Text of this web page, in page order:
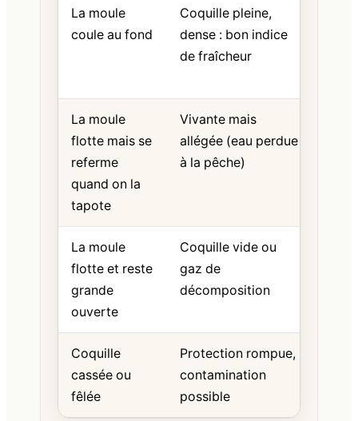
La moule
coule au fond
Coquille pleine,
dense : bon indice
de fraîcheur
La moule
flotte mais se
referme
quand on la
tapote
Vivante mais
allégée (eau perdue
à la pêche)
La moule
flotte et reste
grande
ouverte
Coquille vide ou
gaz de
décomposition
Coquille
cassée ou
fêlée
Protection rompue,
contamination
possible